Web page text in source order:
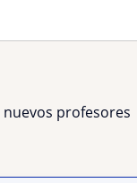
profesores